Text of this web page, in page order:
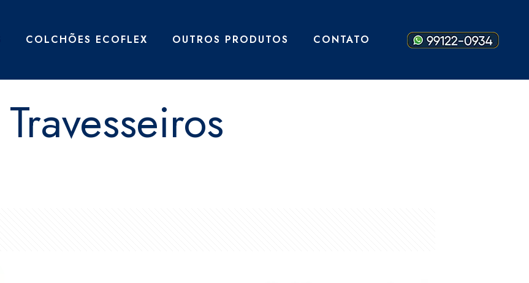
COLCHÕES ECOFLEX OUTROS PRODUTOS CONTATO
Travesseiros